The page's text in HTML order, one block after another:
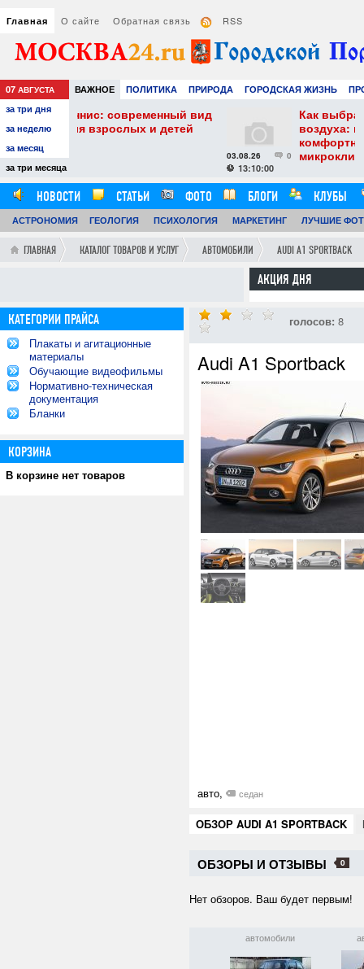
Главная О сайте Обратная связь RSS
07 АВГУСТА ВАЖНОЕ ПОЛИТИКА ПРИРОДА ГОРОДСКАЯ ЖИЗНЬ
АВТО
за три дня
за неделю
за месяц
за три месяца
вид
и детей
Как выбрать увлажнитель
воздуха: практические советы для
комфортного и здорового
микроклимата
НОВОСТИ СТАТЬИ ФОТО БЛОГИ
КЛУБЫ
ОБЗОРЫ
ВИДЕОРЕПОРТАЖИ
АСТРОНОМИЯ ГЕОЛОГИЯ ПСИХОЛОГИЯ МАРКЕТИНГ ЛУЧШИЕ
ГЛАВНАЯ КАТАЛОГ ТОВАРОВ И УСЛУГ АВТОМОБИЛИ AUDI A1 SPORTBACK
АКЦИЯ ДНЯ
голосов: 8
Audi A1 Sportback
авто, седан
ОБЗОР AUDI A1 SPORTBACK
ОБЗОРЫ И ОТЗЫВЫ 0
Нет обзоров. Ваш будет первым!
автомобили
КАТЕГОРИИ ПРАЙСА
Плакаты и агитационные
материалы
Обучающие видеофильмы
Нормативно-техническая
документация
Бланки
КОРЗИНА
В корзине нет товаров